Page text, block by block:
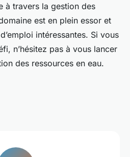
à travers la gestion des
est en plein essor et
intéressantes. Si vous
n’hésitez pas à vous lancer
des ressources en eau.